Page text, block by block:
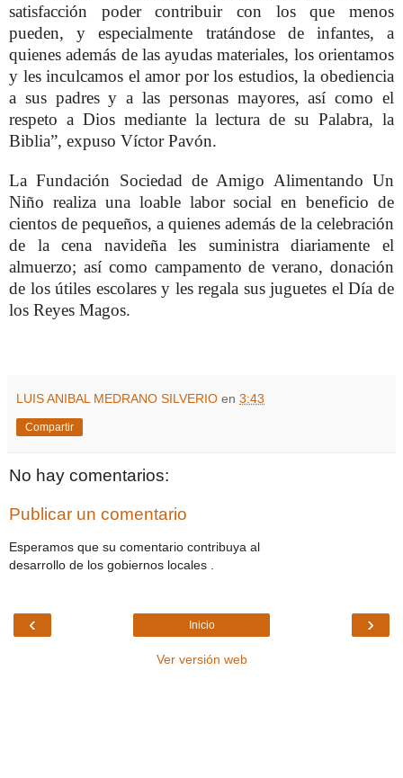
satisfacción poder contribuir con los que menos
pueden, y especialmente tratándose de infantes, a
quienes además de las ayudas materiales, los orientamos
y les inculcamos el amor por los estudios, la obediencia
a sus padres y a las personas mayores, así como el
respeto a Dios mediante la lectura de su Palabra, la
Biblia”, expuso Víctor Pavón.
La Fundación Sociedad de Amigo Alimentando Un
Niño realiza una loable labor social en beneficio de
cientos de pequeños, a quienes además de la celebración
de la cena navideña les suministra diariamente el
almuerzo; así como campamento de verano, donación
de los útiles escolares y les regala sus juguetes el Día de
los Reyes Magos.
LUIS ANIBAL MEDRANO SILVERIO en 3:43
Compartir
No hay comentarios:
Publicar un comentario
Esperamos que su comentario contribuya al
desarrollo de los gobiernos locales .
‹ ›
Inicio
Ver versión web